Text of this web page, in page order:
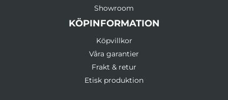
Showroom
KÖPINFORMATION
Köpvillkor
Våra garantier
Frakt & retur
Etisk produktion